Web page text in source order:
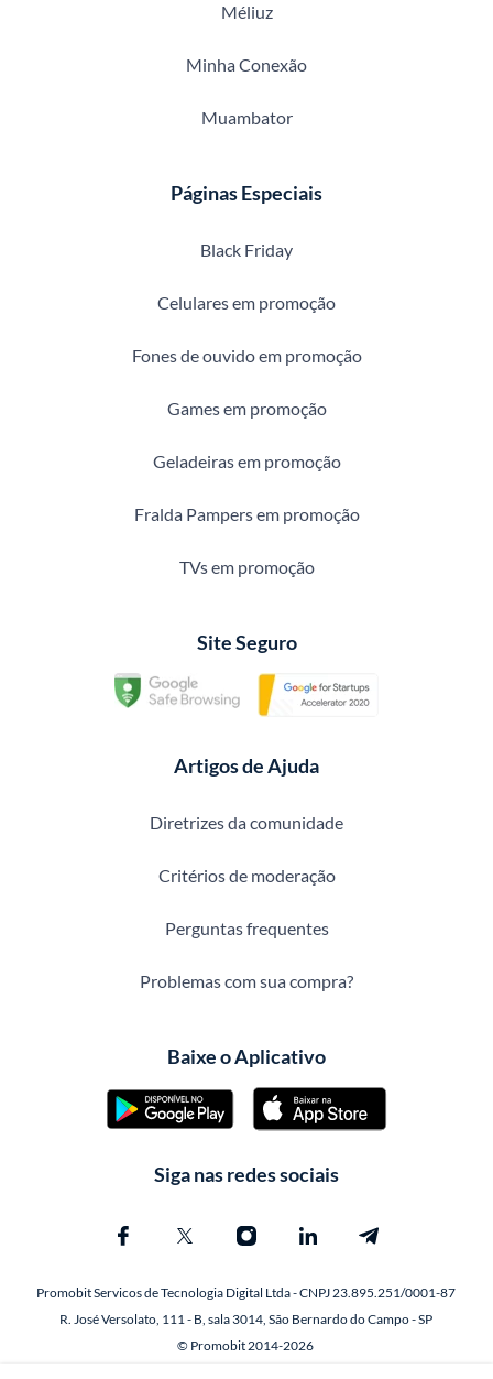
Méliuz
Minha Conexão
Muambator
Páginas Especiais
Black Friday
Celulares em promoção
Fones de ouvido em promoção
Games em promoção
Geladeiras em promoção
Fralda Pampers em promoção
TVs em promoção
Site Seguro
Artigos de Ajuda
Diretrizes da comunidade
Critérios de moderação
Perguntas frequentes
Problemas com sua compra?
Baixe o Aplicativo
Siga nas redes sociais
Promobit Servicos de Tecnologia Digital Ltda - CNPJ 23.895.251/0001-87
R. José Versolato, 111 - B, sala 3014, São Bernardo do Campo - SP
© Promobit 2014-2026